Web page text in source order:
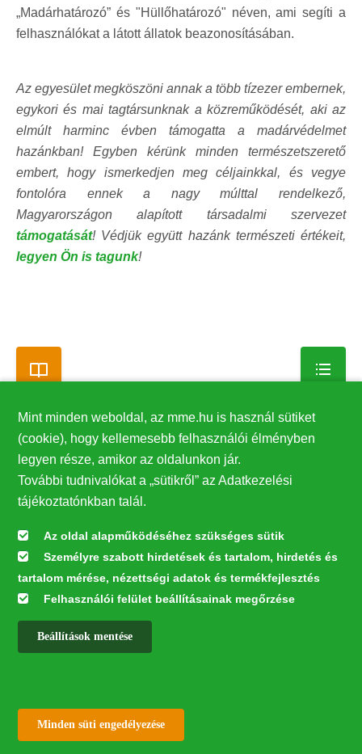
„Madárhatározó” és "Hüllőhatározó" néven, ami segíti a
felhasználókat a látott állatok beazonosításában.
Az egyesület megköszöni annak a több tízezer embernek,
egykori és mai tagtársunknak a közreműködését, aki az
elmúlt harminc évben támogatta a madárvédelmet
hazánkban! Egyben kérünk minden természetszerető
embert, hogy ismerkedjen meg céljainkkal, és vegye
fontolóra ennek a nagy múlttal rendelkező,
Magyarországon alapított társadalmi szervezet
támogatását! Védjük együtt hazánk természeti értékeit,
legyen Ön is tagunk!
Megosztás
Magyar Madártani és
Közhasznú társadalmi szervezet
Adószám: 19001243-2-43
Mint minden weboldal, az mme.hu is használ sütiket
(cookie), hogy kellemesebb felhasználói élményben
legyen része, amikor az oldalunkon jár.
További tudnivalókat a „sütikről” az Adatkezelési
tájékoztatónkban talál.
Az oldal alapműködéséhez szükséges sütik
Személyre szabott hirdetések és tartalom, hirdetés és
tartalom mérése, nézettségi adatok és termékfejlesztés
Felhasználói felület beállításainak megőrzése
Beállítások mentése
Minden süti engedélyezése